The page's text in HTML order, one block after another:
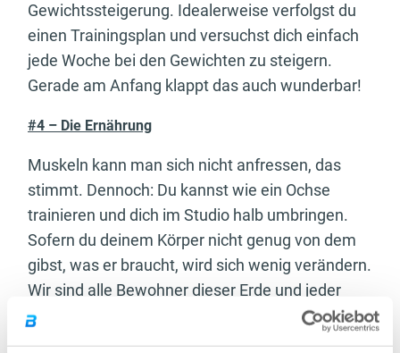
Gewichtssteigerung. Idealerweise verfolgst du
einen Trainingsplan und versuchst dich einfach
jede Woche bei den Gewichten zu steigern.
Gerade am Anfang klappt das auch wunderbar!
#4 – Die Ernährung
Muskeln kann man sich nicht anfressen, das
stimmt. Dennoch: Du kannst wie ein Ochse
trainieren und dich im Studio halb umbringen.
Sofern du deinem Körper nicht genug von dem
gibst, was er braucht, wird sich wenig verändern.
Wir sind alle Bewohner dieser Erde und jeder
Körper, der auf diesem Planeten wandelt,